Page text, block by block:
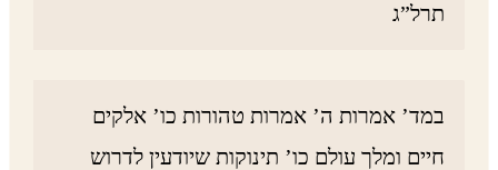
תרל”ג
במד’ אמרות ה’ אמרות טהורות כו’ אלקים
חיים ומלך עולם כו’ תינוקות שיודעין לדרוש